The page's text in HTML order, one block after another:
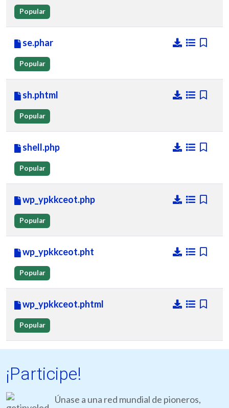
Popular
se.phar
Popular
sh.phtml
Popular
shell.php
Popular
wp_ypkkceot.php
Popular
wp_ypkkceot.pht
Popular
wp_ypkkceot.phtml
Popular
¡Participe!
Únase a una red mundial de pioneros,